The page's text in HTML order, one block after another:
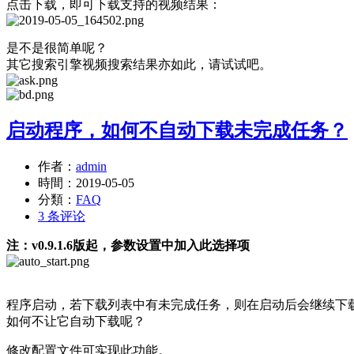
点击下载，即可下载支持的视频结果：
是不是很简单呢？
其它搜索引擎视频搜索结果亦如此，请试试吧。
启动程序，如何不自动下载未完成任务？
作者： admin
時間： 2019-05-05
分類： FAQ
3 条评论
注：v0.9.1.6版起，参数设置中加入此选择项
程序启动，若下载列表中有未完成任务，则在启动后会继续下
如何不让它自动下载呢？
修改配置文件可实现此功能。